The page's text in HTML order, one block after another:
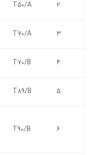
2
T50/A
3
T70/A
4
T70/B
5
T89/B
6
T90/B